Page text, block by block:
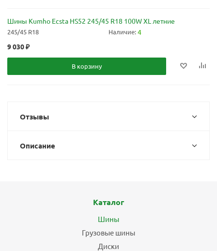
Шины Kumho Ecsta HS52 245/45 R18 100W XL летние
245/45 R18 Наличие:4
9 030₽
В корзину
Отзывы
Описание
Каталог
Шины
Грузовые шины
Диски